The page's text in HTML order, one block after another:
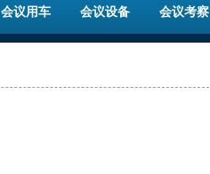
会议用车 会议设备 会议考察